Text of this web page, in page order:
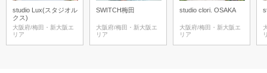
studio Lux(スタジオル
クス)
大阪府/梅田・新大阪エ
リア
SWITCH梅田
大阪府/梅田・新大阪エ
リア
studio clori. OSAKA
大阪府/梅田・新大阪エ
リア